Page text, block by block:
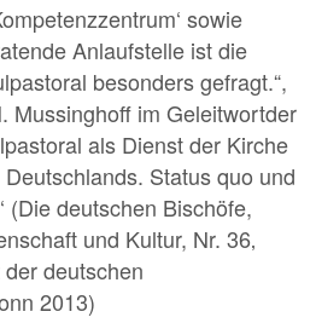
sowie
Anlaufstelle ist die
besonders gefragt.“,
Mussinghoff im Geleitwortder
als Dienst der Kirche
Status quo und
(Die deutschen Bischöfe,
und Kultur, Nr. 36‚
deutschen
2013)